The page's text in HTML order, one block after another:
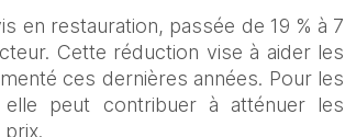
en restauration, passée de 19 % à 7
Cette réduction vise à aider les
ces dernières années. Pour les
elle peut contribuer à atténuer les